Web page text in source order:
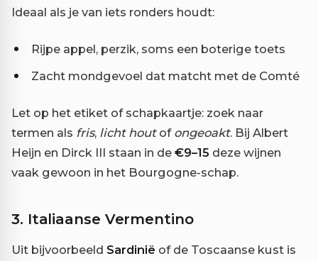
Ideaal als je van iets ronders houdt:
Rijpe appel, perzik, soms een boterige toets
Zacht mondgevoel dat matcht met de Comté
Let op het etiket of schapkaartje: zoek naar
termen als fris, licht houtof ongeoakt. Bij Albert
Heijn en Dirck III staan in de €9–15 deze wijnen
vaak gewoon in het Bourgogne-schap.
3. Italiaanse Vermentino
Uit bijvoorbeeld Sardinië of de Toscaanse kust is